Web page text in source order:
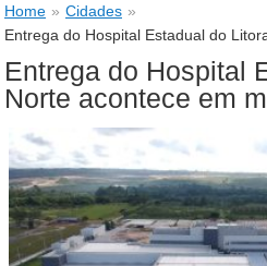
Home » Cidades »
Entrega do Hospital Estadual do
Entrega do Hospital
Norte acontece em